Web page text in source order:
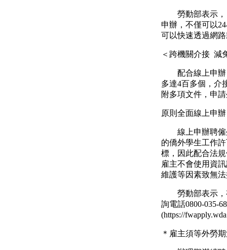
勞動部表示，
申辦，不僅可以24
可以快速透過網
＜跨機關介接 減
配合線上申辦，
多達4百多個，介
附多項文件，申
原則全面線上申辦
線上申辦聘僱
的僑外學生工作
標，因此配合法
雇主不會使用資
維護等因素致無
勞動部表示，有
詢電話0800-035-
(https://
＊雇主須等外勞